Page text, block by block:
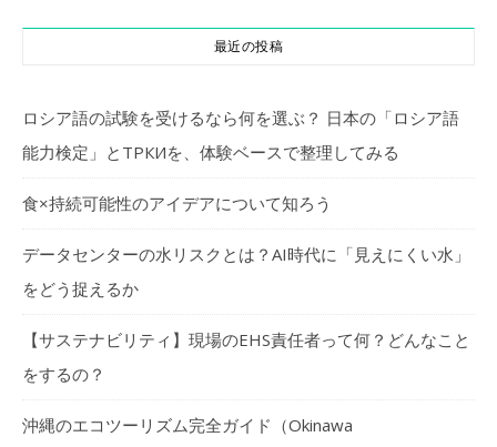
最近の投稿
ロシア語の試験を受けるなら何を選ぶ？ 日本の「ロシア語
能力検定」とТРКИを、体験ベースで整理してみる
食×持続可能性のアイデアについて知ろう
データセンターの水リスクとは？AI時代に「見えにくい水」
をどう捉えるか
【サステナビリティ】現場のEHS責任者って何？どんなこと
をするの？
沖縄のエコツーリズム完全ガイド（Okinawa